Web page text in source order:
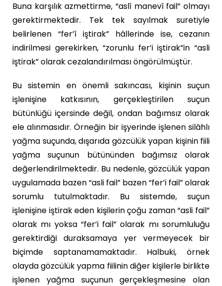
Buna karşılık azmettirme, “aslî manevî fail” olmayı
gerektirmektedir. Tek tek sayılmak suretiyle
belirlenen “fer’î iştirak” hâllerinde ise, cezanın
indirilmesi gerekirken, “zorunlu fer’i iştirak”in “asli
iştirak” olarak cezalandırılması öngörülmüştür.
Bu sistemin en önemli sakıncası, kişinin suçun
işlenişine katkısının, gerçekleştirilen suçun
bütünlüğü içersinde değil, ondan bağımsız olarak
ele alınmasıdır. Örneğin bir işyerinde işlenen silâhlı
yağma suçunda, dışarıda gözcülük yapan kişinin fiili
yağma suçunun bütününden bağımsız olarak
değerlendirilmektedir. Bu nedenle, gözcülük yapan
uygulamada bazen “asli fail” bazen “fer’i fail” olarak
sorumlu tutulmaktadır. Bu sistemde, suçun
işlenişine iştirak eden kişilerin çoğu zaman “asli fail”
olarak mı yoksa “fer’i fail” olarak mı sorumluluğu
gerektirdiği duraksamaya yer vermeyecek bir
biçimde saptanamamaktadır. Halbuki, örnek
olayda gözcülük yapma fiilinin diğer kişilerle birlikte
işlenen yağma suçunun gerçekleşmesine olan